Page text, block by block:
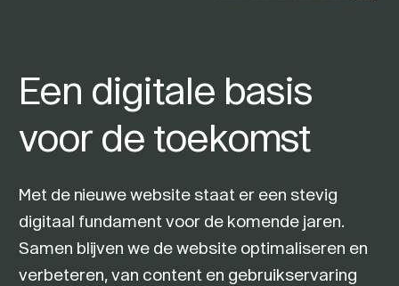
Een digitale basis
voor de toekomst
Met de nieuwe website staat er een stevig
digitaal fundament voor de komende jaren.
Samen blijven we de website optimaliseren en
verbeteren, van content en gebruikservaring